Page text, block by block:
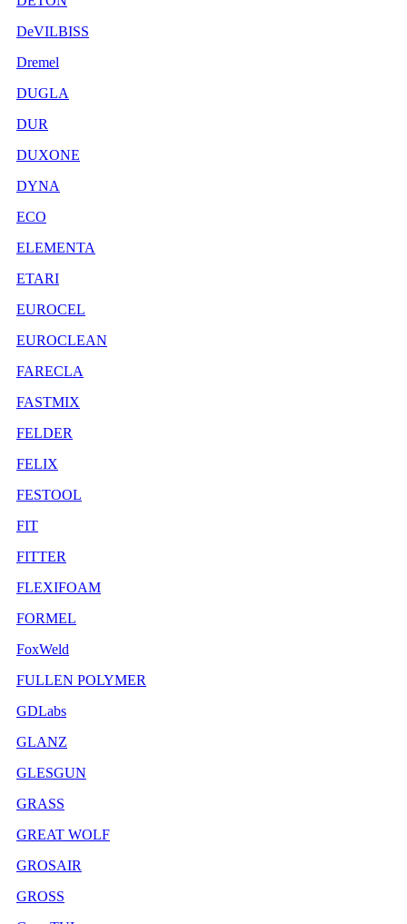
DeVILBISS
Dremel
DUGLA
DUR
DUXONE
DYNA
ECO
ELEMENTA
ETARI
EUROCEL
EUROCLEAN
FARECLA
FASTMIX
FELDER
FELIX
FESTOOL
FIT
FITTER
FLEXIFOAM
FORMEL
FoxWeld
FULLEN POLYMER
GDLabs
GLANZ
GLESGUN
GRASS
GREAT WOLF
GROSAIR
GROSS